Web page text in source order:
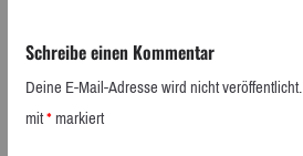
Schreibe einen Kommentar
Deine E-Mail-Adresse wird nicht veröffentlicht.
mit*markiert